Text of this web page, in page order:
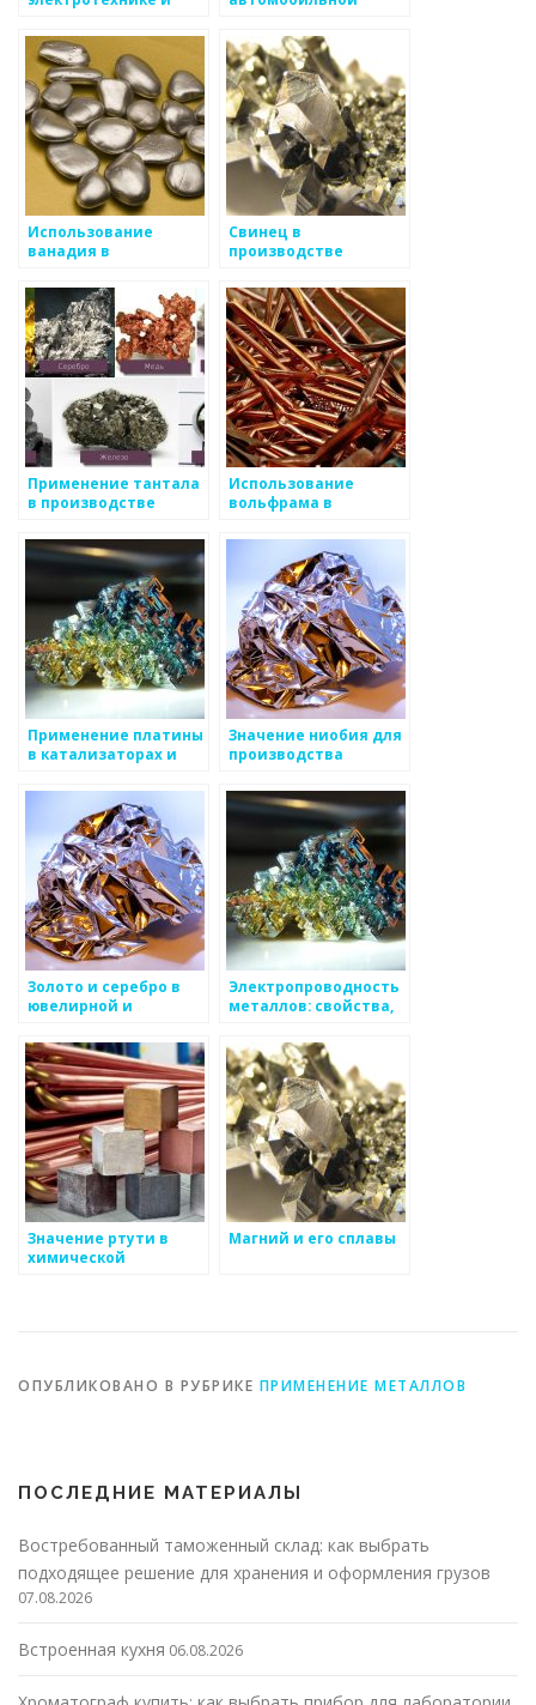
энергетике
Использование
ванадия в
и в составе
специальных сплавов
Свинец в
производстве
промышленности
Применение тантала
в производстве
конденсаторов и
радиоэлектроники
Использование
вольфрама в
светотехники и
теплостойких
изделий
Применение платины
в катализаторах и
электроники
Значение ниобия для
производства
авиационной
промышленности
Золото и серебро в
ювелирной и
промышленности
Электропроводность
металлов: свойства,
Значение ртути в
химической
Магний и его сплавы
ОПУБЛИКОВАНО В РУБРИКЕ ПРИМЕНЕНИЕ МЕТАЛЛОВ
ПОСЛЕДНИЕ МАТЕРИАЛЫ
Востребованный таможенный склад: как выбрать
подходящее решение для хранения и оформления грузов
07.08.2026
Встроенная кухня 06.08.2026